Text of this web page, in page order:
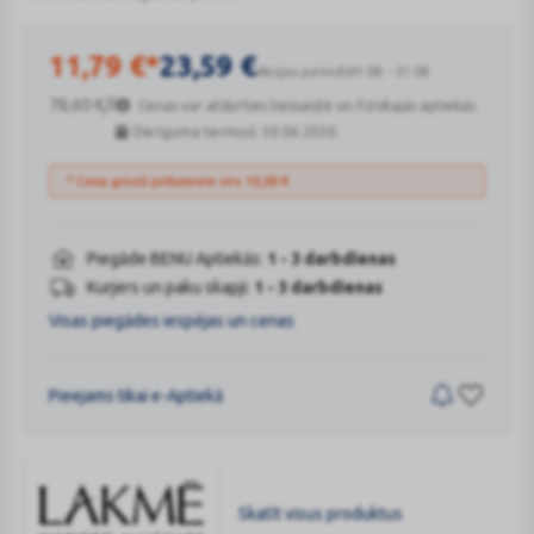
11,79 €*23,59 €Akcijas periods
78,60 € /l
Cenas var atšķirties tiešsaistē un fiziskajās aptiekās.
Derīguma termiņš: 30.06.2030.
* Cena grozā pirkumiem virs 10,00 €
Piegāde BENU Aptiekās: 1 - 3 darbdienas
Kurjers un paku skapji: 1 - 3 darbdienas
Visas piegādes iespējas un cenas
Pieejams tikai e-Aptiekā
Skatīt visus produktus